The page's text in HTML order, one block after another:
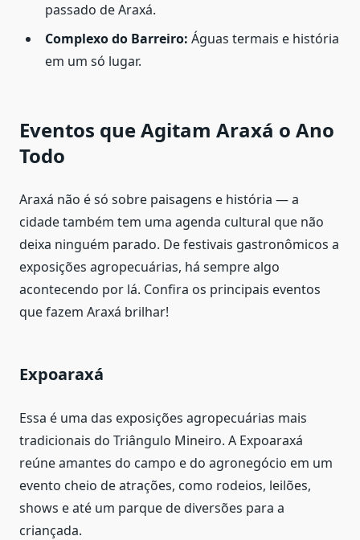
passado de Araxá.
Complexo do Barreiro: Águas termais e história
em um só lugar.
Eventos que Agitam Araxá o Ano
Todo
Araxá não é só sobre paisagens e história — a
cidade também tem uma agenda cultural que não
deixa ninguém parado. De festivais gastronômicos a
exposições agropecuárias, há sempre algo
acontecendo por lá. Confira os principais eventos
que fazem Araxá brilhar!
Expoaraxá
Essa é uma das exposições agropecuárias mais
tradicionais do Triângulo Mineiro. A Expoaraxá
reúne amantes do campo e do agronegócio em um
evento cheio de atrações, como rodeios, leilões,
shows e até um parque de diversões para a
criançada.